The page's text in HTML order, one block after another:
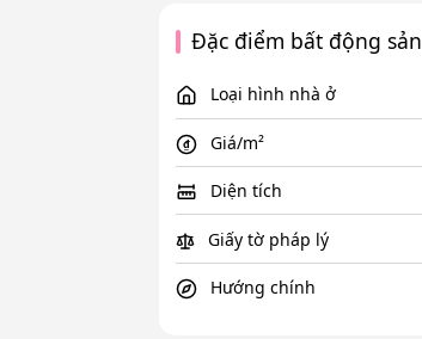
Đặc điểm bất động sản
Loại hình nhà ở
Giá/m²
Diện tích
Giấy tờ pháp lý
Hướng chính